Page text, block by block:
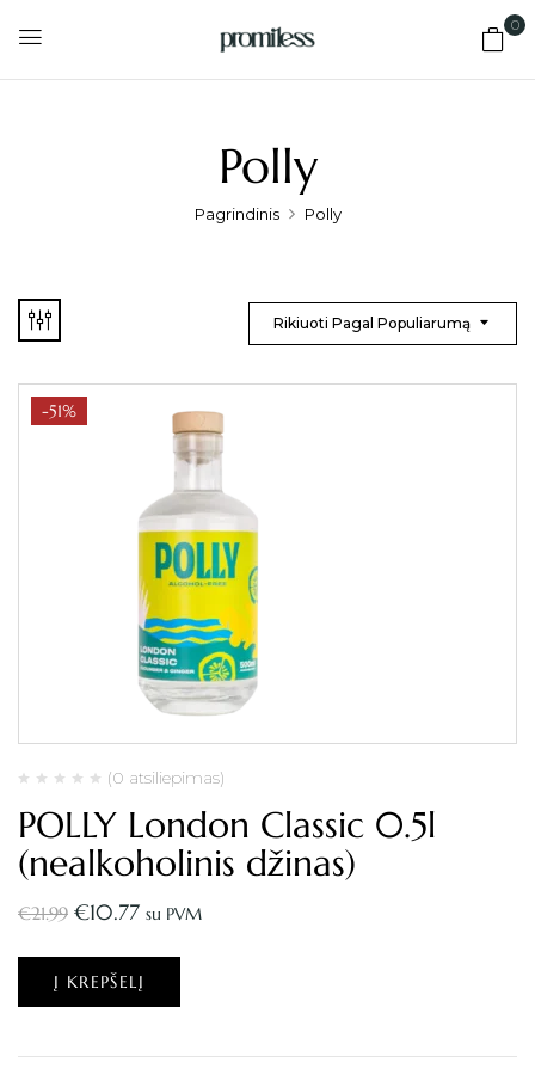
0
Polly
Pagrindinis Polly
Rikiuoti Pagal Populiarumą
-51%
(0 atsiliepimas)
POLLY London Classic 0.5l
(nealkoholinis džinas)
€21.99 €10.77 su PVM
Į KREPŠELĮ